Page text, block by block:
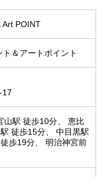
Art POINT
＆アートポイント
17
山駅 徒歩10分
恵比
徒歩15分
中目黒駅
歩19分
明治神宮前